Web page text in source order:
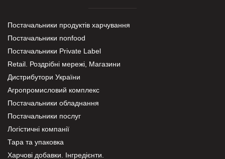
Постачальники продуктів харчування
Постачальники nonfood
Постачальники Private Label
Retail. Роздрібні мережі, Магазини
Дистрибутори України
Агропромисловий комплекс
Постачальники обладнання
Постачальники послуг
Логістичні компанії
Тара та упаковка
Харчові добавки. Інгредієнти.